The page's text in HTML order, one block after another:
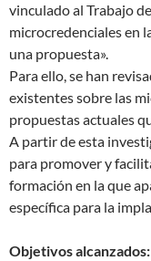
vinculado al Trabajo
microcredenciales en
una propuesta».
Para ello, se han
existentes sobre las
propuestas actuales
A partir de esta
para promover y
formación en la que
específica para la
Objetivos alcanzados: